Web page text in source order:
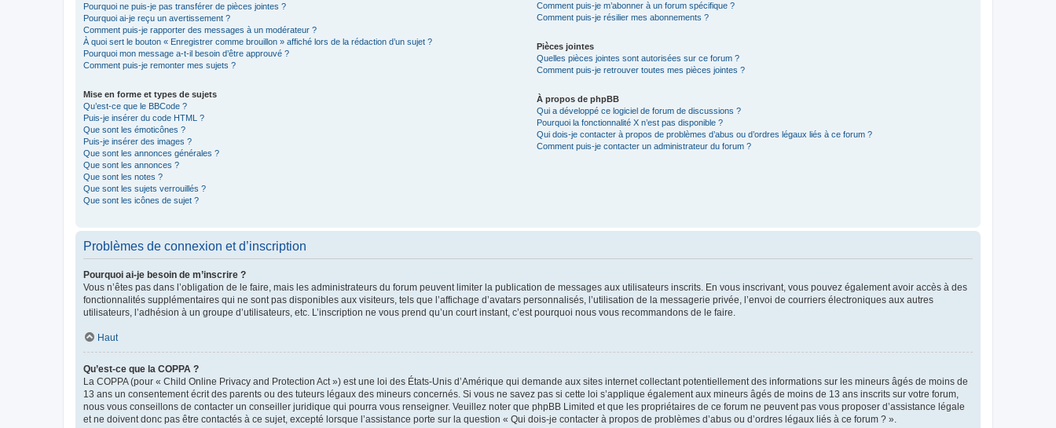
Pourquoi ne puis-je pas transférer de pièces jointes ?
Pourquoi ai-je reçu un avertissement ?
Comment puis-je rapporter des messages à un modérateur ?
À quoi sert le bouton « Enregistrer comme brouillon » affiché lors de la rédaction d’un sujet ?
Pourquoi mon message a-t-il besoin d’être approuvé ?
Comment puis-je remonter mes sujets ?
Mise en forme et types de sujets
Qu’est-ce que le BBCode ?
Puis-je insérer du code HTML ?
Que sont les émoticônes ?
Puis-je insérer des images ?
Que sont les annonces générales ?
Que sont les annonces ?
Que sont les notes ?
Que sont les sujets verrouillés ?
Que sont les icônes de sujet ?
Comment puis-je m’abonner à un forum spécifique ?
Comment puis-je résilier mes abonnements ?
Pièces jointes
Quelles pièces jointes sont autorisées sur ce forum ?
Comment puis-je retrouver toutes mes pièces jointes ?
À propos de phpBB
Qui a développé ce logiciel de forum de discussions ?
Pourquoi la fonctionnalité X n’est pas disponible ?
Qui dois-je contacter à propos de problèmes d’abus ou d’ordres légaux liés à ce forum ?
Comment puis-je contacter un administrateur du forum ?
Problèmes de connexion et d’inscription
Pourquoi ai-je besoin de m’inscrire ?
Vous n’êtes pas dans l’obligation de le faire, mais les administrateurs du forum peuvent limiter la publication de messages aux utilisateurs inscrits. En vous inscrivant, vous pouvez également avoir accès à des
fonctionnalités supplémentaires qui ne sont pas disponibles aux visiteurs, tels que l’affichage d’avatars personnalisés, l’utilisation de la messagerie privée, l’envoi de courriers électroniques aux autres
utilisateurs, l’adhésion à un groupe d’utilisateurs, etc. L’inscription ne vous prend qu’un court instant, c’est pourquoi nous vous recommandons de le faire.
Haut
Qu’est-ce que la COPPA ?
La COPPA (pour « Child Online Privacy and Protection Act ») est une loi des États-Unis d’Amérique qui demande aux sites internet collectant potentiellement des informations sur les mineurs âgés de moins de
13 ans un consentement écrit des parents ou des tuteurs légaux des mineurs concernés. Si vous ne savez pas si cette loi s’applique également aux mineurs âgés de moins de 13 ans inscrits sur votre forum,
nous vous conseillons de contacter un conseiller juridique qui pourra vous renseigner. Veuillez noter que phpBB Limited et que les propriétaires de ce forum ne peuvent pas vous proposer d’assistance légale
et ne doivent donc pas être contactés à ce sujet, excepté lorsque l’assistance porte sur la question « Qui dois-je contacter à propos de problèmes d’abus ou d’ordres légaux liés à ce forum ? ».